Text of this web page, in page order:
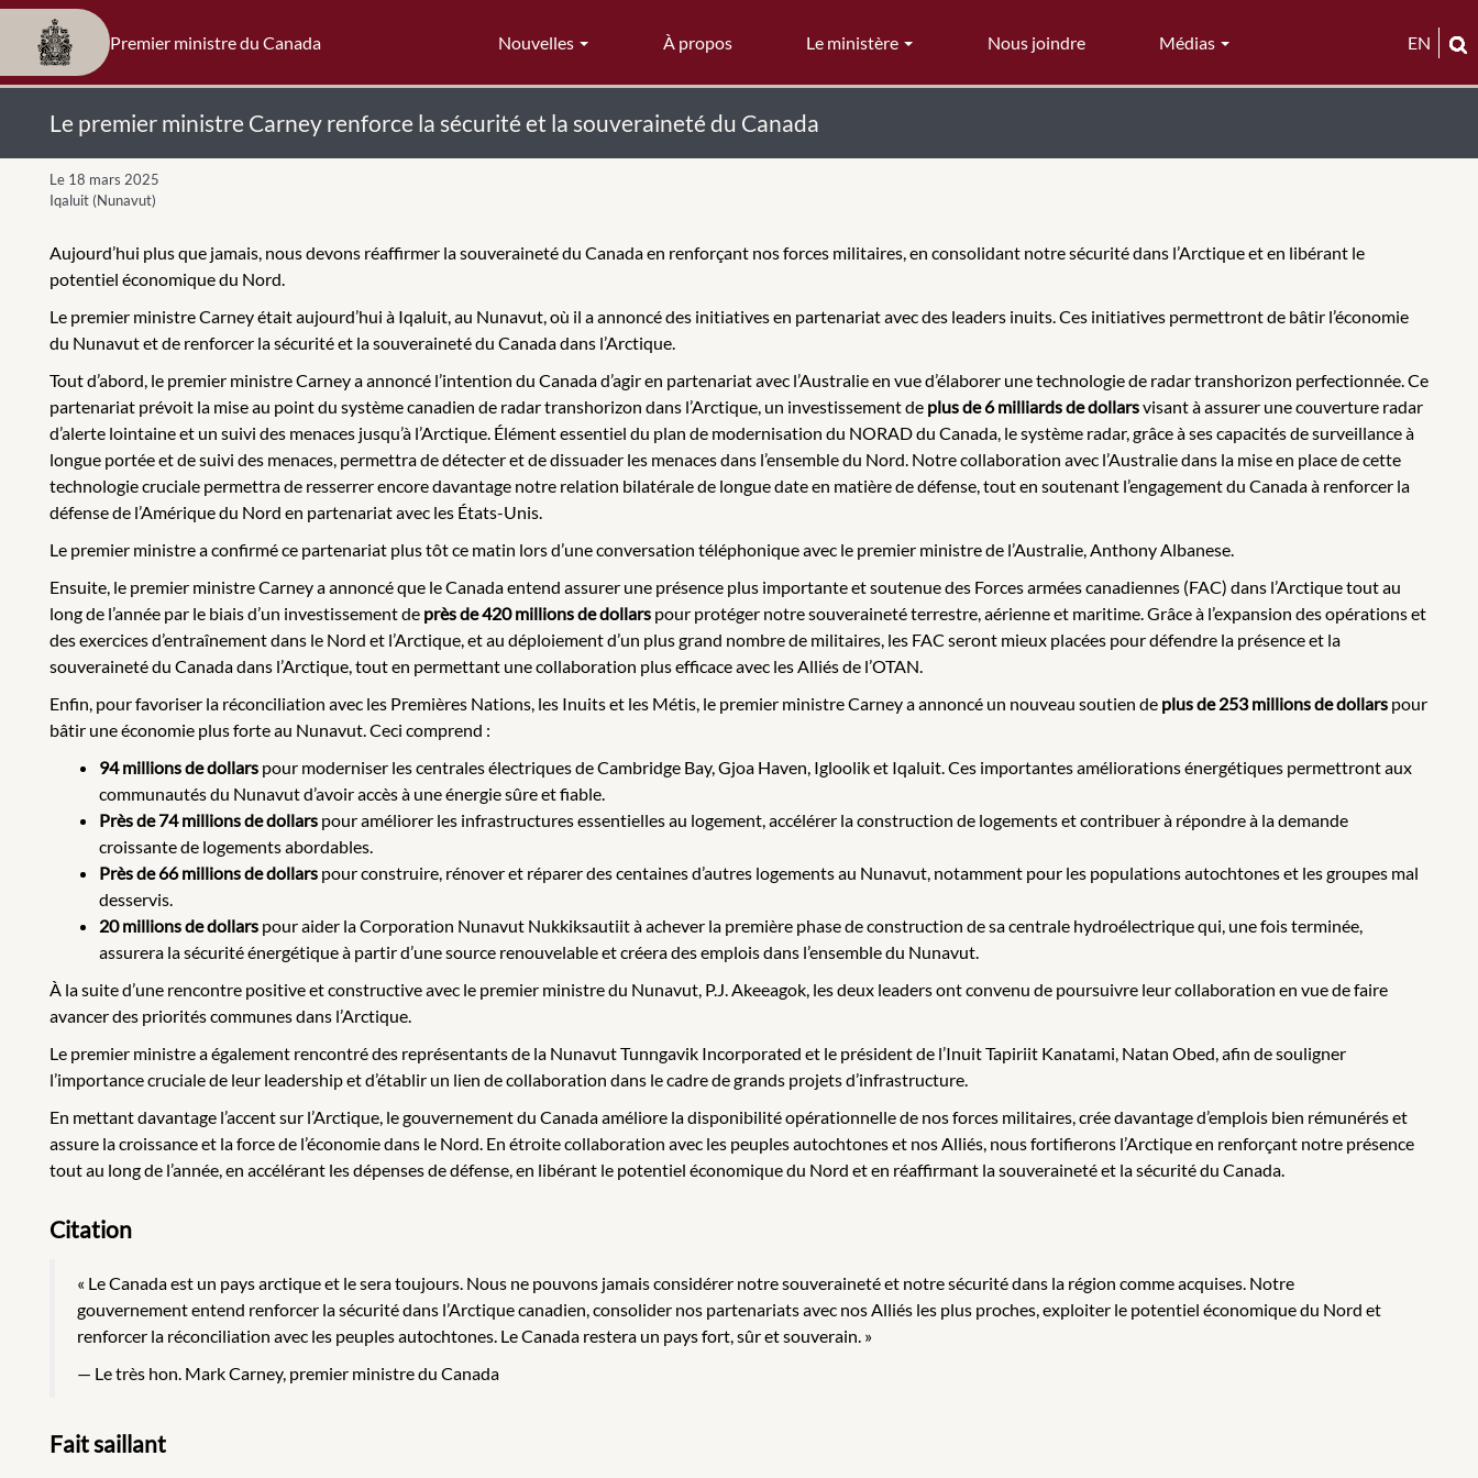
Premier ministre du Canada Nouvelles À propos Le ministère Nous joindre Médias EN
Le premier ministre Carney renforce la sécurité et la souveraineté du Canada
Le 18 mars 2025
Iqaluit (Nunavut)
Aujourd’hui plus que jamais, nous devons réaffirmer la souveraineté du Canada en renforçant nos forces militaires, en consolidant notre sécurité dans l’Arctique et en libérant le
potentiel économique du Nord.
Le premier ministre Carney était aujourd’hui à Iqaluit, au Nunavut, où il a annoncé des initiatives en partenariat avec des leaders inuits. Ces initiatives permettront de bâtir l’économie
du Nunavut et de renforcer la sécurité et la souveraineté du Canada dans l’Arctique.
Tout d’abord, le premier ministre Carney a annoncé l’intention du Canada d’agir en partenariat avec l’Australie en vue d’élaborer une technologie de radar transhorizon perfectionnée. Ce
partenariat prévoit la mise au point du système canadien de radar transhorizon dans l’Arctique, un investissement de plus de 6 milliards de dollarsvisant à assurer une couverture radar
d’alerte lointaine et un suivi des menaces jusqu’à l’Arctique. Élément essentiel du plan de modernisation du NORAD du Canada, le système radar, grâce à ses capacités de surveillance à
longue portée et de suivi des menaces, permettra de détecter et de dissuader les menaces dans l’ensemble du Nord. Notre collaboration avec l’Australie dans la mise en place de cette
technologie cruciale permettra de resserrer encore davantage notre relation bilatérale de longue date en matière de défense, tout en soutenant l’engagement du Canada à renforcer la
défense de l’Amérique du Nord en partenariat avec les États-Unis.
Le premier ministre a confirmé ce partenariat plus tôt ce matin lors d’une conversation téléphonique avec le premier ministre de l’Australie, Anthony Albanese.
Ensuite, le premier ministre Carney a annoncé que le Canada entend assurer une présence plus importante et soutenue des Forces armées canadiennes (FAC) dans l’Arctique tout au
long de l’année par le biais d’un investissement de près de420 millions de dollars pour protéger notre souveraineté terrestre, aérienne et maritime. Grâce à l’expansion des opérations et
des exercices d’entraînement dans le Nord et l’Arctique, et au déploiement d’un plus grand nombre de militaires, les FAC seront mieux placées pour défendre la présence et la
souveraineté du Canada dans l’Arctique, tout en permettant une collaboration plus efficace avec les Alliés de l’OTAN.
Enfin, pour favoriser la réconciliation avec les Premières Nations, les Inuits et les Métis, le premier ministre Carney a annoncé un nouveau soutien de plus de 253 millions de dollars pour
bâtir une économie plus forte au Nunavut. Ceci comprend :
94 millions de dollars pour moderniser les centrales électriques de Cambridge Bay, Gjoa Haven, Igloolik et Iqaluit. Ces importantes améliorations énergétiques permettront aux
communautés du Nunavut d’avoir accès à une énergie sûre et fiable.
Près de 74 millions de dollars pour améliorer les infrastructures essentielles au logement, accélérer la construction de logements et contribuer à répondre à la demande
croissante de logements abordables.
Près de 66 millions de dollars pour construire, rénover et réparer des centaines d’autres logements au Nunavut, notamment pour les populations autochtones et les groupes mal
desservis.
20 millions de dollars pour aider la Corporation Nunavut Nukkiksautiit à achever la première phase de construction de sa centrale hydroélectrique qui, une fois terminée,
assurera la sécurité énergétique à partir d’une source renouvelable et créera des emplois dans l’ensemble du Nunavut.
À la suite d’une rencontre positive et constructive avec le premier ministre du Nunavut, P.J. Akeeagok, les deux leaders ont convenu de poursuivre leur collaboration en vue de faire
avancer des priorités communes dans l’Arctique.
Le premier ministre a également rencontré des représentants de la Nunavut Tunngavik Incorporated et le président de l’Inuit Tapiriit Kanatami, Natan Obed, afin de souligner
l’importance cruciale de leur leadership et d’établir un lien de collaboration dans le cadre de grands projets d’infrastructure.
En mettant davantage l’accent sur l’Arctique, le gouvernement du Canada améliore la disponibilité opérationnelle de nos forces militaires, crée davantage d’emplois bien rémunérés et
assure la croissance et la force de l’économie dans le Nord. En étroite collaboration avec les peuples autochtones et nos Alliés, nous fortifierons l’Arctique en renforçant notre présence
tout au long de l’année, en accélérant les dépenses de défense, en libérant le potentiel économique du Nord et en réaffirmant la souveraineté et la sécurité du Canada.
Citation
« Le Canada est un pays arctique et le sera toujours. Nous ne pouvons jamais considérer notre souveraineté et notre sécurité dans la région comme acquises. Notre
gouvernement entend renforcer la sécurité dans l’Arctique canadien, consolider nos partenariats avec nos Alliés les plus proches, exploiter le potentiel économique du Nord et
renforcer la réconciliation avec les peuples autochtones. Le Canada restera un pays fort, sûr et souverain. »
Le très hon. Mark Carney, premier ministre du Canada
Fait saillant